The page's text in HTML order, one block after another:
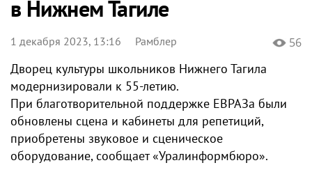
в Нижнем Тагиле
1 декабря 2023, 13:16 Рамблер 56
Дворец культуры школьников Нижнего Тагила
модернизировали к 55-летию.
При благотворительной поддержке ЕВРАЗа были
обновлены сцена и кабинеты для репетиций,
приобретены звуковое и сценическое
оборудование, сообщает «Уралинформбюро».